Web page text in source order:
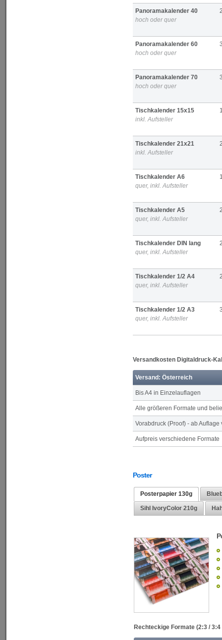
Panoramakalender 40
hoch oder quer
Panoramakalender 60
hoch oder quer
Panoramakalender 70
hoch oder quer
Tischkalender 15x15
inkl. Aufsteller
Tischkalender 21x21
inkl. Aufsteller
Tischkalender A6
quer, inkl. Aufsteller
Tischkalender A5
quer, inkl. Aufsteller
Tischkalender DIN lang
quer, inkl. Aufsteller
Tischkalender 1/2 A4
quer, inkl. Aufsteller
Tischkalender 1/2 A3
quer, inkl. Aufsteller
Versandkosten Digitaldruck-
Versand: Österreich
Bis A4 in Einzelauflagen
Alle größeren Formate und
Vorabdruck (Proof) - ab Auflage
Aufpreis verschiedene Formate
Poster
Posterpapier 130g
Sihl IvoryColor 210g
Rechteckige Formate (2:3 / 3:4